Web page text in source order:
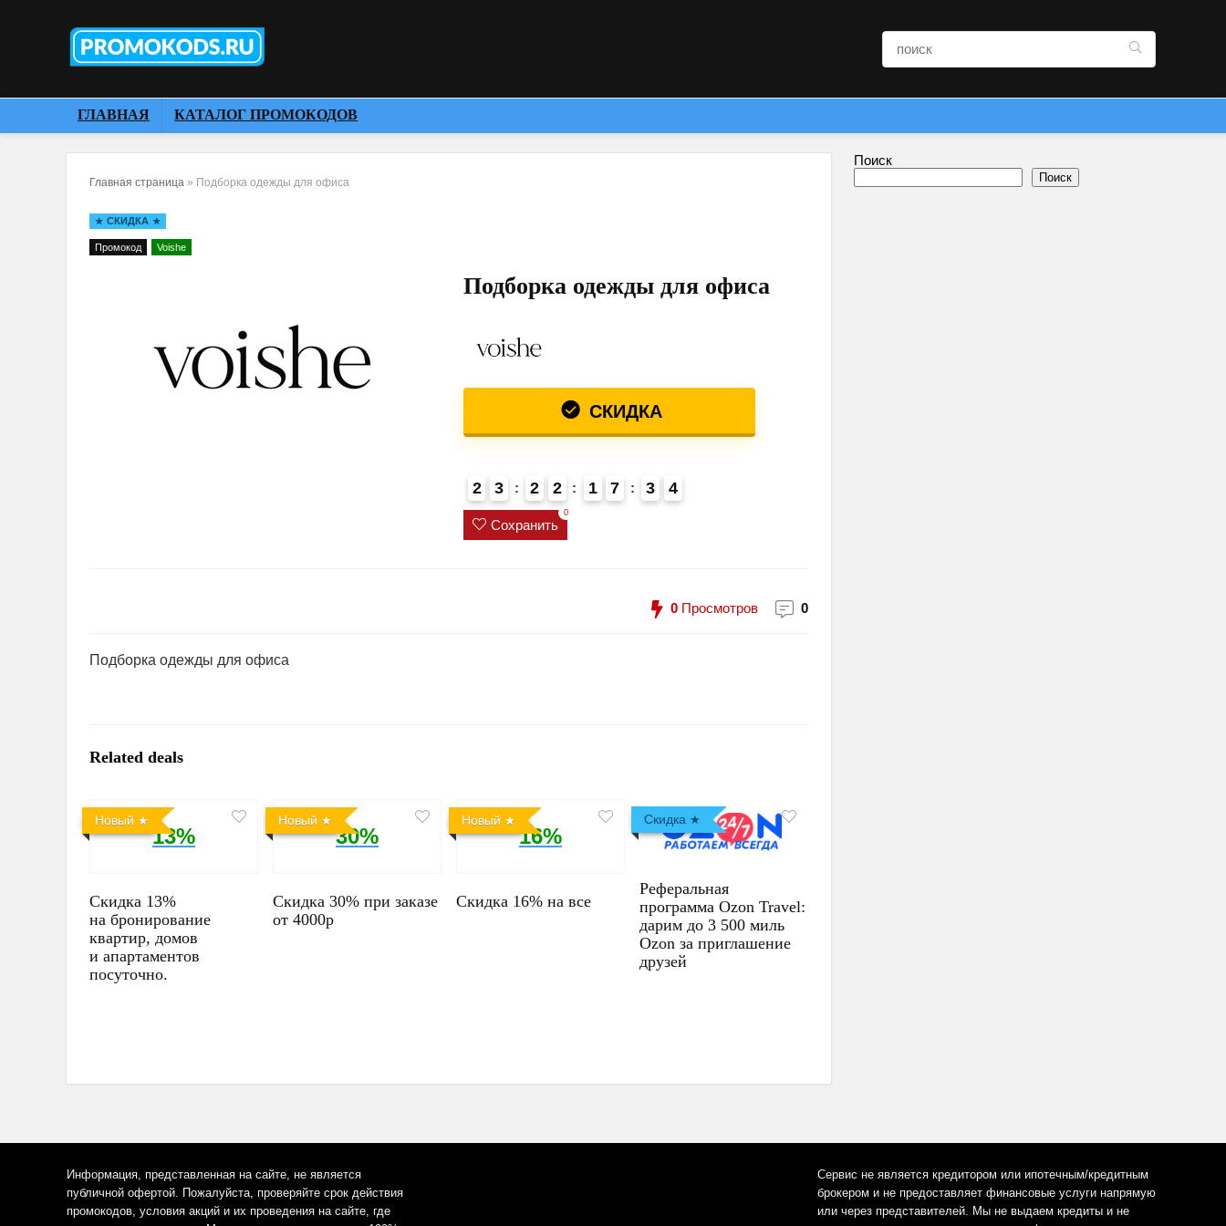
ГЛАВНАЯ КАТАЛОГ ПРОМОКОДОВ
Главная страница » Подборка одежды для офиса
СКИДКА
Промокод Voishe
Подборка одежды для офиса
СКИДКА
2 3 2 2 1 7 3 4
Сохранить
0
0 Просмотров 0
Подборка одежды для офиса
Related deals
Новый
13%
Скидка 13%
на бронирование
квартир, домов
и апартаментов
посуточно.
Новый
30%
Скидка 30% при заказе
от 4000р
Новый
16%
Скидка 16% на все
Скидка
Реферальная
программа Ozon Travel:
дарим до 3 500 миль
Ozon за приглашение
друзей
Поиск
Поиск
Информация, представленная на сайте, не является
публичной офертой. Пожалуйста, проверяйте срок действия
промокодов, условия акций и их проведения на сайте, где
Сервис не является кредитором или ипотечным/кредитным
брокером и не предоставляет финансовые услуги напрямую
или через представителей. Мы не выдаем кредиты и не